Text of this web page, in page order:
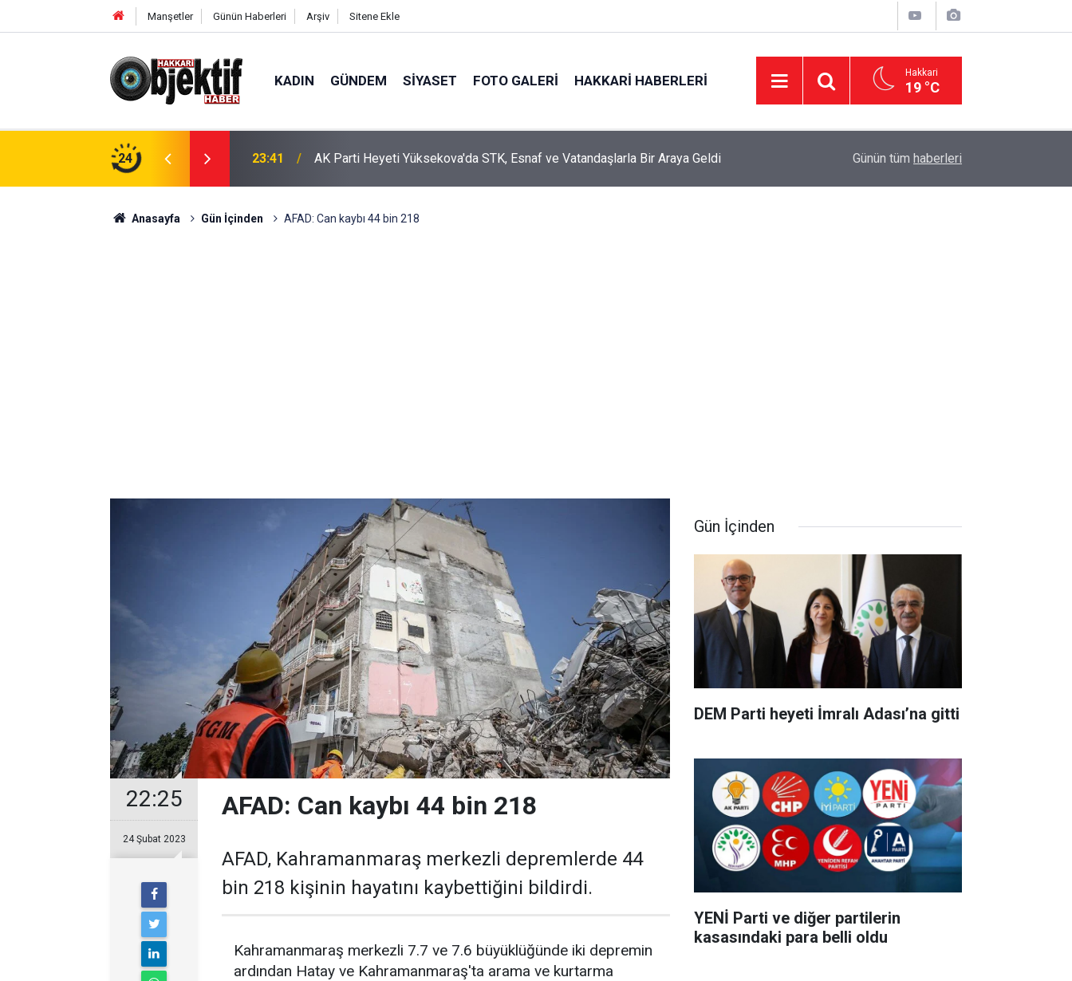
Manşetler Günün Haberleri Arşiv Sitene Ekle
KADIN GÜNDEM SIYASET FOTO GALERI HAKKARI HABERLERI Hakkari
19 °C
24
Ele Geçirildi 23:41 AK Parti Heyeti Yüksekova'da STK, Esnaf ve Vatandaşlarla Bir Araya Geldi AK Parti Hakkâri Teşkilatı Yüksekova’da Yoğun
Günün tüm haberleri
Anasayfa Gün İçinden AFAD: Can kaybı 44 bin 218
22:25
24 Şubat 2023
AFAD: Can kaybı 44 bin 218
AFAD, Kahramanmaraş merkezli depremlerde 44
bin 218 kişinin hayatını kaybettiğini bildirdi.
Kahramanmaraş merkezli 7.7 ve 7.6 büyüklüğünde iki depremin
ardından Hatay ve Kahramanmaraş'ta arama ve kurtarma
Gün İçinden
DEM Parti heyeti İmralı Adası’na gitti
YENİ Parti ve diğer partilerin
kasasındaki para belli oldu